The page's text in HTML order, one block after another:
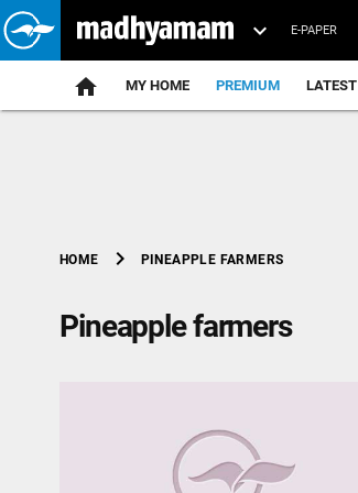
E-PAPER
home MY HOME PREMIUM LATEST
HOME chevron_right PINEAPPLE FARMERS
Pineapple farmers